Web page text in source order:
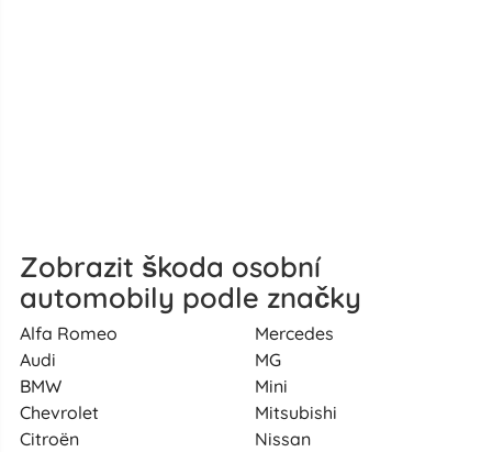
Zobrazit škoda osobní
automobily podle značky
Alfa Romeo
Audi
BMW
Chevrolet
Citroën
Mercedes
MG
Mini
Mitsubishi
Nissan